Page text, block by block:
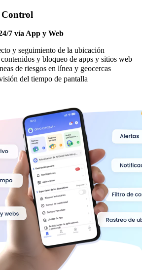
7 vía App y Web
y seguimiento de la ubicación
y bloqueo de apps y sitios web
de riesgos en línea y geocercas
del tiempo de pantalla